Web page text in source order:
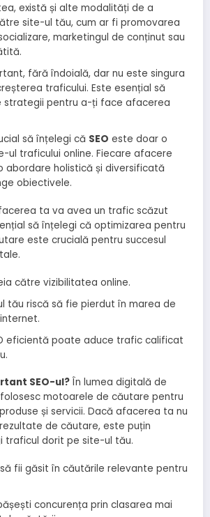
există și alte modalități de a
site-ul tău, cum ar fi promovarea
marketingul de conținut sau
fără îndoială, dar nu este singura
traficului. Este esențial să
strategii pentru a-ți face afacerea
să înțelegi că SEO este doar o
ul traficului online. Fiecare afacere
abordare holistică și diversificată
obiectivele.
ta va avea un trafic scăzut
să înțelegi că optimizarea pentru
este crucială pentru succesul
către vizibilitatea online.
tău riscă să fie pierdut în marea de
eficientă poate aduce trafic calificat
SEO-ul? În lumea digitală de
motoarele de căutare pentru
și servicii. Dacă afacerea ta nu
de căutare, este puțin
traficul dorit pe site-ul tău.
fii găsit în căutările relevante pentru
concurența prin clasarea mai